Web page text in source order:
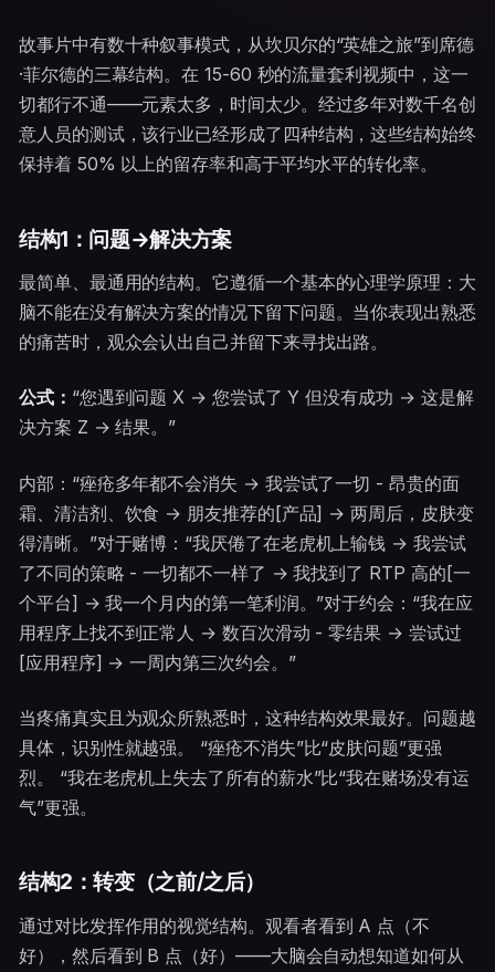
故事片中有数十种叙事模式，从坎贝尔的“英雄之旅”到席德
·菲尔德的三幕结构。在 15-60 秒的流量套利视频中，这一
切都行不通——元素太多，时间太少。经过多年对数千名创
意人员的测试，该行业已经形成了四种结构，这些结构始终
保持着 50% 以上的留存率和高于平均水平的转化率。
结构1：问题→解决方案
最简单、最通用的结构。它遵循一个基本的心理学原理：大
脑不能在没有解决方案的情况下留下问题。当你表现出熟悉
的痛苦时，观众会认出自己并留下来寻找出路。
公式： “您遇到问题 X → 您尝试了 Y 但没有成功 → 这是解
决方案 Z → 结果。”
内部：“痤疮多年都不会消失 → 我尝试了一切 - 昂贵的面
霜、清洁剂、饮食 → 朋友推荐的[产品] → 两周后，皮肤变
得清晰。”对于赌博：“我厌倦了在老虎机上输钱 → 我尝试
了不同的策略 - 一切都不一样了 → 我找到了 RTP 高的[一
个平台] → 我一个月内的第一笔利润。”对于约会：“我在应
用程序上找不到正常人 → 数百次滑动 - 零结果 → 尝试过
[应用程序] → 一周内第三次约会。”
当疼痛真实且为观众所熟悉时，这种结构效果最好。问题越
具体，识别性就越强。 “痤疮不消失”比“皮肤问题”更强
烈。 “我在老虎机上失去了所有的薪水”比“我在赌场没有运
气”更强。
结构2：转变（之前/之后）
通过对比发挥作用的视觉结构。观看者看到 A 点（不
好），然后看到 B 点（好）——大脑会自动想知道如何从